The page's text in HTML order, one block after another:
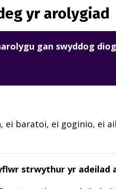
yr arolygiad
gan swyddog
ei baratoi, ei goginio, ei
strwythur yr adeilad